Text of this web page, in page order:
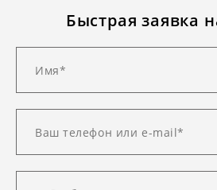
Быстрая заявка